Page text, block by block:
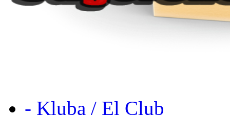
- Kluba / El Club